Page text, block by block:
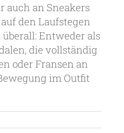
auch an Sneakers
den Laufstegen
Entweder als
die vollständig
oder Fransen an
im Outfit